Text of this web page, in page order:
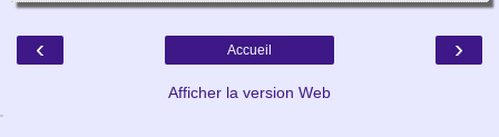
‹ ›
Accueil
Afficher la version Web